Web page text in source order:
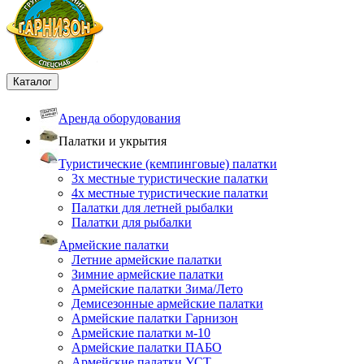
Каталог
Аренда оборудования
Палатки и укрытия
Туристические (кемпинговые) палатки
3х местные туристические палатки
4х местные туристические палатки
Палатки для летней рыбалки
Палатки для рыбалки
Армейские палатки
Летние армейские палатки
Зимние армейские палатки
Армейские палатки Зима/Лето
Демисезонные армейские палатки
Армейские палатки Гарнизон
Армейские палатки м-10
Армейские палатки ПАБО